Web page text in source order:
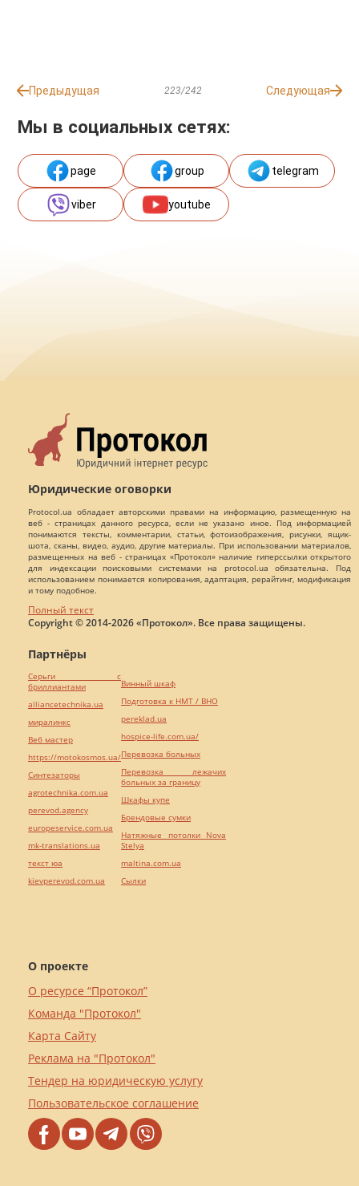
Предыдущая 223/242 Следующая
Мы в социальных сетях:
page group telegram
viber youtube
Юридические оговорки
Protocol.ua обладает авторскими правами на информацию, размещенную на
веб - страницах данного ресурса, если не указано иное. Под информацией
понимаются тексты, комментарии, статьи, фотоизображения, рисунки, ящик-
шота, сканы, видео, аудио, другие материалы. При использовании материалов,
размещенных на веб - страницах «Протокол» наличие гиперссылки открытого
для индексации поисковыми системами на protocol.ua обязательна. Под
использованием понимается копирования, адаптация, рерайтинг, модификация
и тому подобное.
Полный текст
Copyright © 2014-2026 «Протокол». Все права защищены.
О проекте
О ресурсе “Протокол”
Команда "Протокол"
Карта Сайту
Реклама на "Протокол"
Тендер на юридическую услугу
Пользовательское соглашение
Партнёры
Серьги с
бриллиантами
alliancetechnika.ua
миралинкс
Веб мастер
https://motokosmos.ua/
Синтезаторы
agrotechnika.com.ua
perevod.agency
europeservice.com.ua
mk-translations.ua
текст юа
kievperevod.com.ua
Винный шкаф
Подготовка к НМТ / ВНО
pereklad.ua
hospice-life.com.ua/
Перевозка больных
Перевозка лежачих
больных за границу
Шкафы купе
Брендовые сумки
Натяжные потолки Nova
Stelya
maltina.com.ua
Cылки